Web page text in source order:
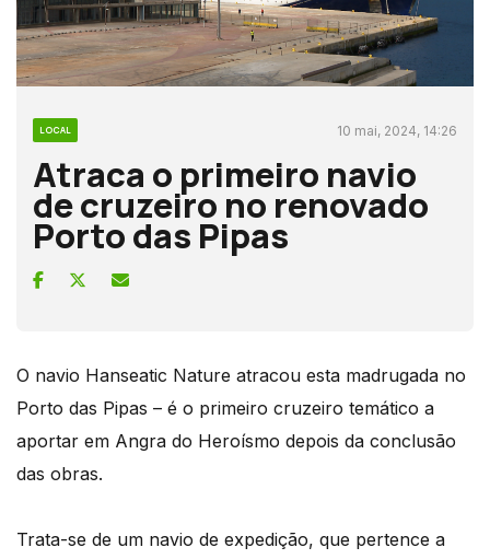
LOCAL 10 mai, 2024, 14:26
Atraca o primeiro navio
de cruzeiro no renovado
Porto das Pipas
O navio Hanseatic Nature atracou esta madrugada no
Porto das Pipas – é o primeiro cruzeiro temático a
aportar em Angra do Heroísmo depois da conclusão
das obras.
Trata-se de um navio de expedição, que pertence a